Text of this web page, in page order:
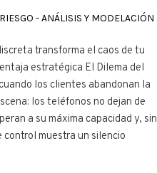
RIESGO - ANÁLISIS Y MODELACIÓN
transforma el caos de tu
estratégica El Dilema del
los clientes abandonan la
los teléfonos no dejan de
a su máxima capacidad y, sin
control muestra un silencio